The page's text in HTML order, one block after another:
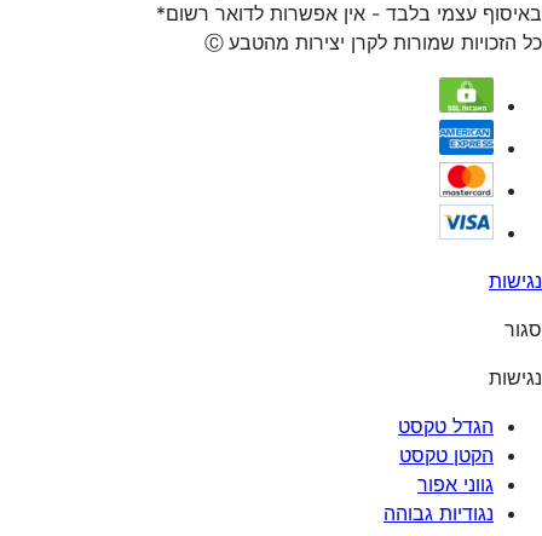
באיסוף עצמי בלבד - אין אפשרות לדואר רשום*
כל הזכויות שמורות לקרן יצירות מהטבע Ⓒ
נגישות
סגור
נגישות
הגדל טקסט
הקטן טקסט
גווני אפור
נגודיות גבוהה